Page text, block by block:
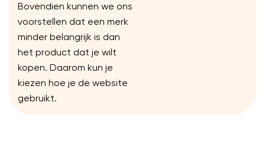
Bovendien kunnen we ons
voorstellen dat een merk
minder belangrijk is dan
het product dat je wilt
kopen. Daarom kun je
kiezen hoe je de website
gebruikt.